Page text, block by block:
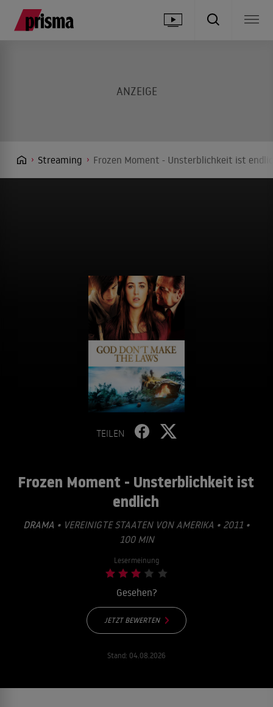
Streaming Frozen Moment - Unsterblichkeit ist
TEILEN
Frozen Moment - Unsterblichkeit ist
endlich
DRAMA • VEREINIGTE STAATEN VON AMERIKA • 2011 •
100 MIN
Lesermeinung
Gesehen?
JETZT BEWERTEN
Stand: 04.08.2026